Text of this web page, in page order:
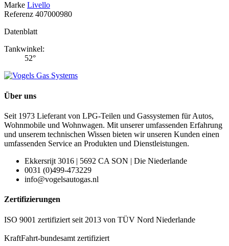
Marke Livello
Referenz 407000980
Datenblatt
Tankwinkel:
52°
Über uns
Seit 1973 Lieferant von LPG-Teilen und Gassystemen für Autos,
Wohnmobile und Wohnwagen. Mit unserer umfassenden Erfahrung
und unserem technischen Wissen bieten wir unseren Kunden einen
umfassenden Service an Produkten und Dienstleistungen.
Ekkersrijt 3016 | 5692 CA SON | Die Niederlande
0031 (0)499-473229
info@vogelsautogas.nl
Zertifizierungen
ISO 9001 zertifiziert seit 2013 von TÜV Nord Niederlande
KraftFahrt-bundesamt zertifiziert